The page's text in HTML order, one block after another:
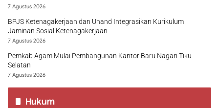
7 Agustus 2026
BPJS Ketenagakerjaan dan Unand Integrasikan Kurikulum
Jaminan Sosial Ketenagakerjaan
7 Agustus 2026
Pemkab Agam Mulai Pembangunan Kantor Baru Nagari Tiku
Selatan
7 Agustus 2026
Hukum